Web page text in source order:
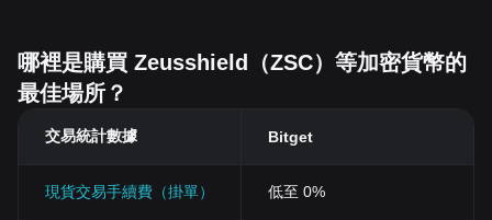
哪裡是購買 Zeusshield（ZSC）等加密貨幣的
最佳場所？
交易統計數據 Bitget
現貨交易手續費（掛單） 低至 0%